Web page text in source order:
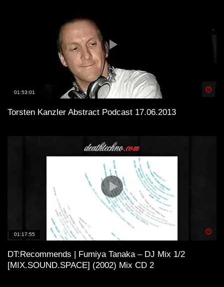
01:53:01
Torsten Kanzler Abstract Podcast 17.06.2013
01:17:55
DT:Recommends | Fumiya Tanaka – DJ Mix 1/2
[MIX.SOUND.SPACE] (2002) Mix CD 2